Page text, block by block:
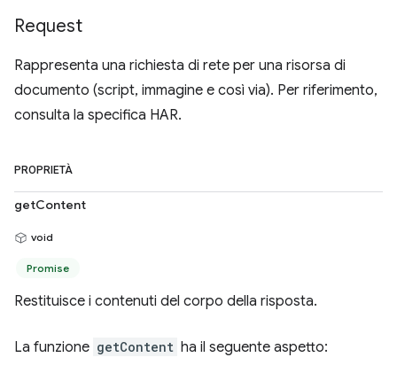
Request
Rappresenta una richiesta di rete per una risorsa di
documento (script, immagine e così via). Per riferimento,
consulta la specifica HAR.
PROPRIETÀ
getContent
void
Promise
Restituisce i contenuti del corpo della risposta.
La funzione getContent ha il seguente aspetto: